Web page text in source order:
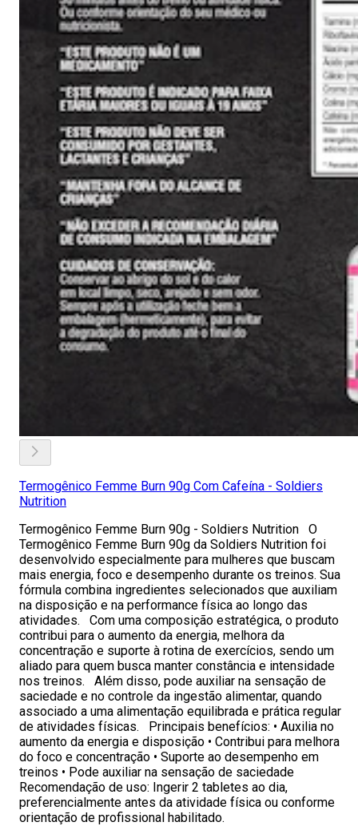
Termogênico Femme Burn 90g Com Cafeína - Soldiers
Nutrition
Termogênico Femme Burn 90g - Soldiers Nutrition O
Termogênico Femme Burn 90g da Soldiers Nutrition foi
desenvolvido especialmente para mulheres que buscam
mais energia, foco e desempenho durante os treinos. Sua
fórmula combina ingredientes selecionados que auxiliam
na disposição e na performance física ao longo das
atividades. Com uma composição estratégica, o produto
contribui para o aumento da energia, melhora da
concentração e suporte à rotina de exercícios, sendo um
aliado para quem busca manter constância e intensidade
nos treinos. Além disso, pode auxiliar na sensação de
saciedade e no controle da ingestão alimentar, quando
associado a uma alimentação equilibrada e prática regular
de atividades físicas. Principais benefícios: • Auxilia no
aumento da energia e disposição • Contribui para melhora
do foco e concentração • Suporte ao desempenho em
treinos • Pode auxiliar na sensação de saciedade
Recomendação de uso: Ingerir 2 tabletes ao dia,
preferencialmente antes da atividade física ou conforme
orientação de profissional habilitado.